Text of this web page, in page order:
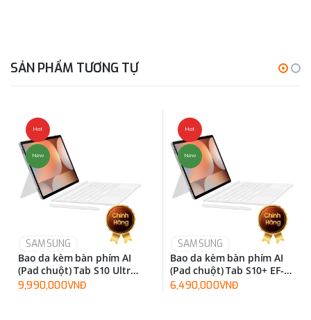
SẢN PHẨM TƯƠNG TỰ
Hot
New
SAMSUNG
Bao da kèm bàn phím AI
(Pad chuột) Tab S10 Ultra
EF-DX925UBEGWW
9,990,000VNĐ
Hot
New
SAMSUNG
Bao da kèm bàn phím AI
(Pad chuột) Tab S10+ EF-
DX825UWEGWW
6,490,000VNĐ